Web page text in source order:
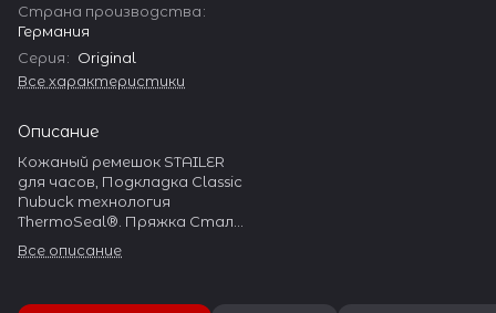
Страна производства:
Германия
Серия: Original
Все характеристики
Описание
Кожаный ремешок STAILER
для часов, Подкладка Classic
Nubuck технология
ThermoSeal®. Пряжка Сталь
Все описание